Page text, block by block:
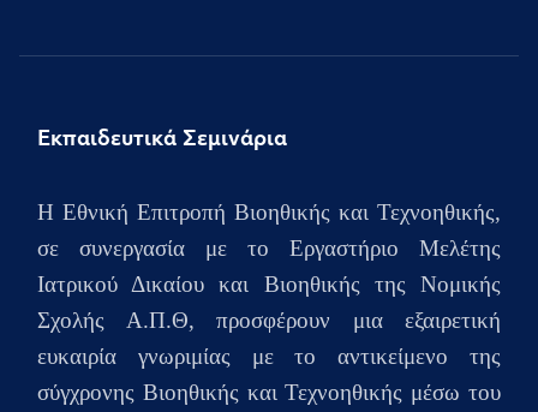
Εκπαιδευτικά Σεμινάρια
H Εθνική Επιτροπή Βιοηθικής και Τεχνοηθικής,
σε συνεργασία με το Εργαστήριο Μελέτης
Ιατρικού Δικαίου και Βιοηθικής της Νομικής
Σχολής Α.Π.Θ, προσφέρουν μια εξαιρετική
ευκαιρία γνωριμίας με το αντικείμενο της
σύγχρονης Βιοηθικής και Τεχνοηθικής μέσω του